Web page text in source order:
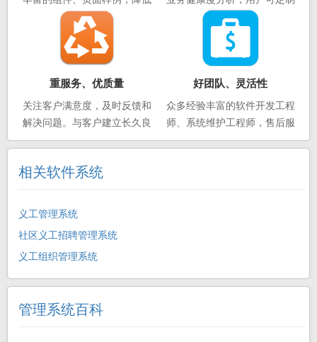
了运维开发的门槛，极速开发
配置业务的各类数据采集与展
示
重服务、优质量
关注客户满意度，及时反馈和
解决问题。与客户建立长久良
好的合作关系，共同应对工作
好团队、灵活性
众多经验丰富的软件开发工程
师、系统维护工程师，售后服
务人员，可人员派驻场开发
相关软件系统
义工管理系统
社区义工招聘管理系统
义工组织管理系统
管理系统百科